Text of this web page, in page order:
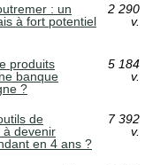
: un
à fort potentiel
2 290
v.
produits
banque
?
5 184
v.
de
à devenir
en 4 ans ?
7 392
v.